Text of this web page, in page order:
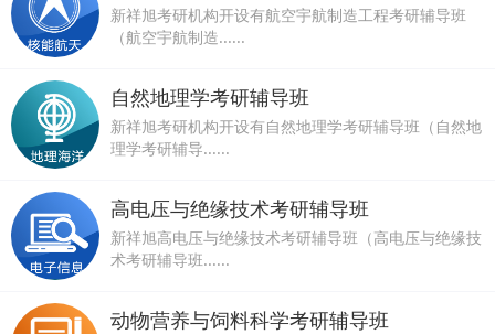
新祥旭考研机构开设有航空宇航制造工程考研辅导班
（航空宇航制造......
自然地理学考研辅导班
新祥旭考研机构开设有自然地理学考研辅导班（自然地
理学考研辅导......
高电压与绝缘技术考研辅导班
新祥旭高电压与绝缘技术考研辅导班（高电压与绝缘技
术考研辅导班......
动物营养与饲料科学考研辅导班